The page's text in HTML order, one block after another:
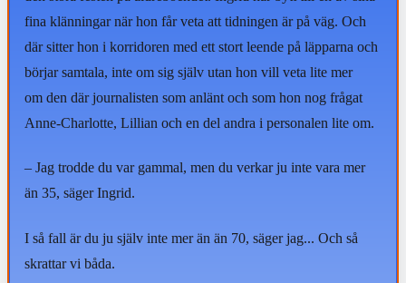
fina klänningar när hon får veta att tidningen är på väg. Och
där sitter hon i korridoren med ett stort leende på läpparna och
börjar samtala, inte om sig själv utan hon vill veta lite mer
om den där journalisten som anlänt och som hon nog frågat
Anne-Charlotte, Lillian och en del andra i personalen lite om.
– Jag trodde du var gammal, men du verkar ju inte vara mer
än 35, säger Ingrid.
I så fall är du ju själv inte mer än än 70, säger jag... Och så
skrattar vi båda.